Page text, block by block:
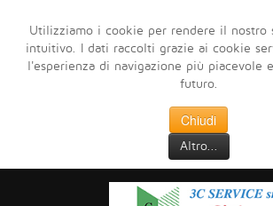
Utilizziamo i cookie per rendere il nostro
intuitivo. I dati raccolti grazie ai cookie
l'esperienza di navigazione più piacevole
futuro.
Chiudi
Altro...